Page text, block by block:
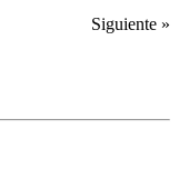
Siguiente »